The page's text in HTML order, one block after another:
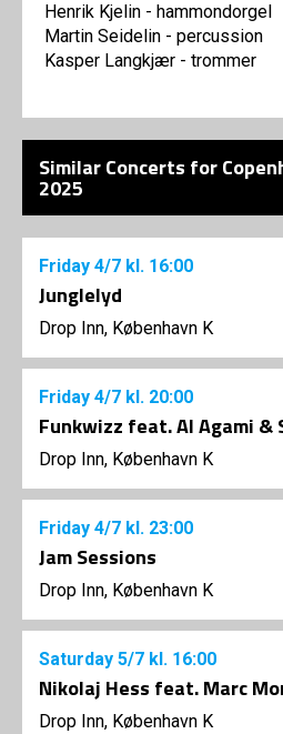
Henrik Kjelin - hammondorgel
Martin Seidelin - percussion
Kasper Langkjær - trommer
Similar Concerts for
2025
Friday 4/7 kl. 16:00
Junglelyd
Drop Inn, København K
Friday 4/7 kl. 20:00
Funkwizz feat. Al Agami &
Drop Inn, København K
Friday 4/7 kl. 23:00
Jam Sessions
Drop Inn, København K
Saturday 5/7 kl. 16:00
Nikolaj Hess feat. Marc
Drop Inn, København K